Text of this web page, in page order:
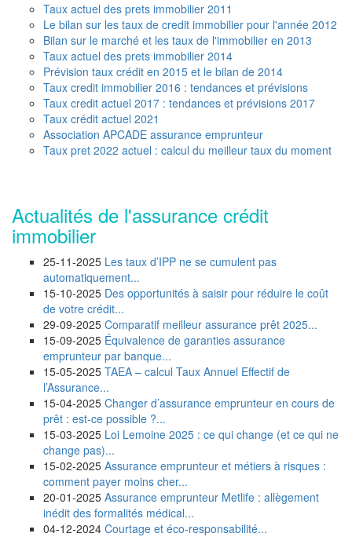
Taux actuel des prets immobilier 2011
Le bilan sur les taux de credit immobilier pour l'année 2012
Bilan sur le marché et les taux de l'immobilier en 2013
Taux actuel des prets immobilier 2014
Prévision taux crédit en 2015 et le bilan de 2014
Taux credit immobilier 2016 : tendances et prévisions
Taux credit actuel 2017 : tendances et prévisions 2017
Taux crédit actuel 2021
Association APCADE assurance emprunteur
Taux pret 2022 actuel : calcul du meilleur taux du moment
Actualités de l'assurance crédit
immobilier
25-11-2025 Les taux d’IPP ne se cumulent pas
automatiquement...
15-10-2025 Des opportunités à saisir pour réduire le coût
de votre crédit...
29-09-2025 Comparatif meilleur assurance prêt 2025...
15-09-2025 Équivalence de garanties assurance
emprunteur par banque...
15-05-2025 TAEA – calcul Taux Annuel Effectif de
l’Assurance...
15-04-2025 Changer d’assurance emprunteur en cours de
prêt : est-ce possible ?...
15-03-2025 Loi Lemoine 2025 : ce qui change (et ce qui ne
change pas)...
15-02-2025 Assurance emprunteur et métiers à risques :
comment payer moins cher...
20-01-2025 Assurance emprunteur Metlife : allègement
inédit des formalités médical...
04-12-2024 Courtage et éco-responsabilité...